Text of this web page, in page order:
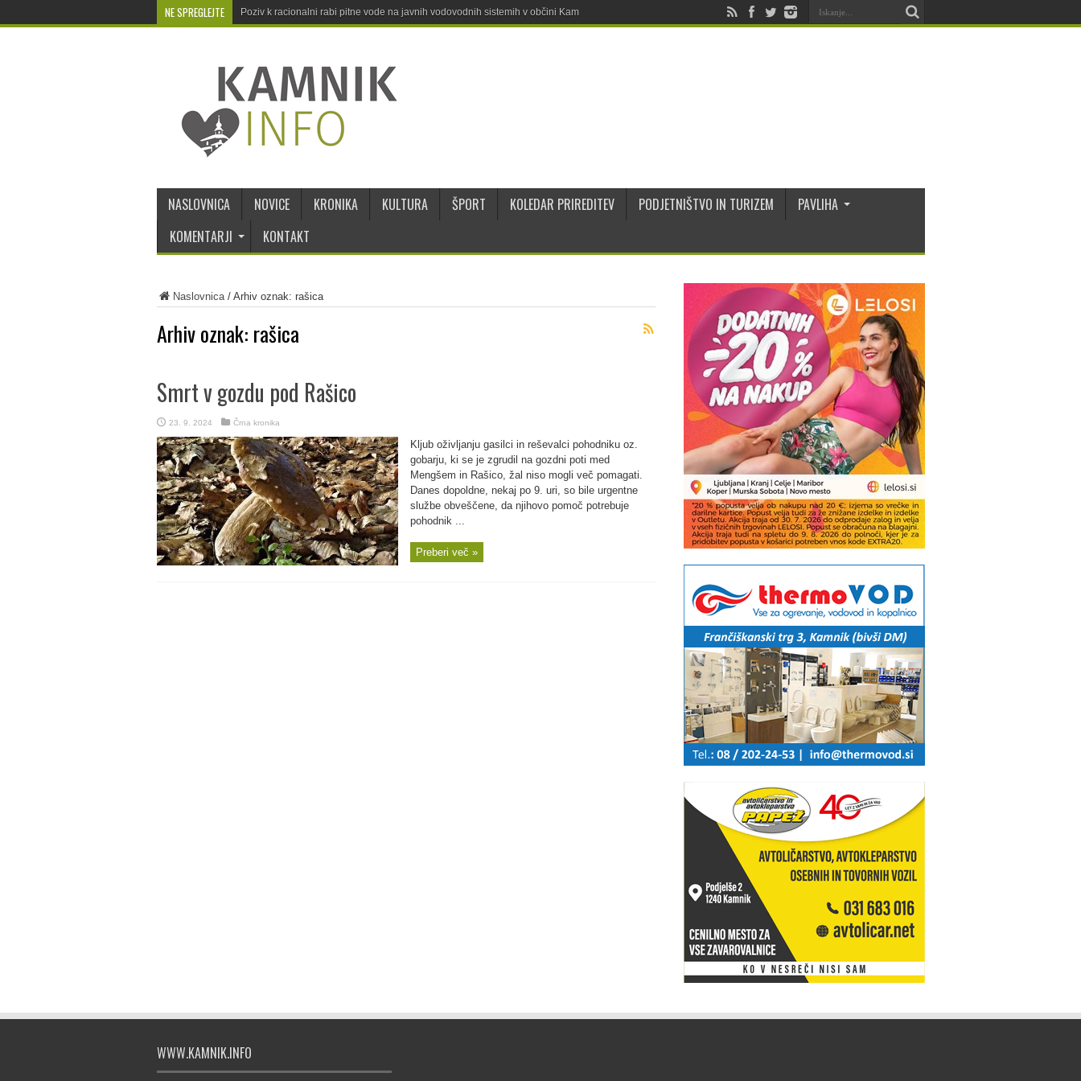
NE SPREGLEJTE Poziv k racionalni rabi pitne vode na javnih vodovodnih sistemih v občini Kamnik
NASLOVNICA NOVICE KRONIKA KULTURA ŠPORT KOLEDAR PRIREDITEV PODJETNIŠTVO IN TURIZEM
PAVLIHA
KOMENTARJI
KONTAKT
Naslovnica/ Arhiv oznak: rašica
Arhiv oznak: rašica
Smrt v gozdu pod Rašico
23. 9. 2024 Črna kronika
Kljub oživljanju gasilci in reševalci pohodniku oz.
gobarju, ki se je zgrudil na gozdni poti med
Mengšem in Rašico, žal niso mogli več pomagati.
Danes dopoldne, nekaj po 9. uri, so bile urgentne
službe obveščene, da njihovo pomoč potrebuje
pohodnik ...
Preberi več »
WWW.KAMNIK.INFO